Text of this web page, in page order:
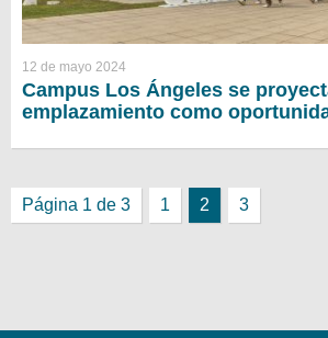
12 de mayo 2024
Campus Los Ángeles se
emplazamiento como
Página 1 de 3 1 2 3